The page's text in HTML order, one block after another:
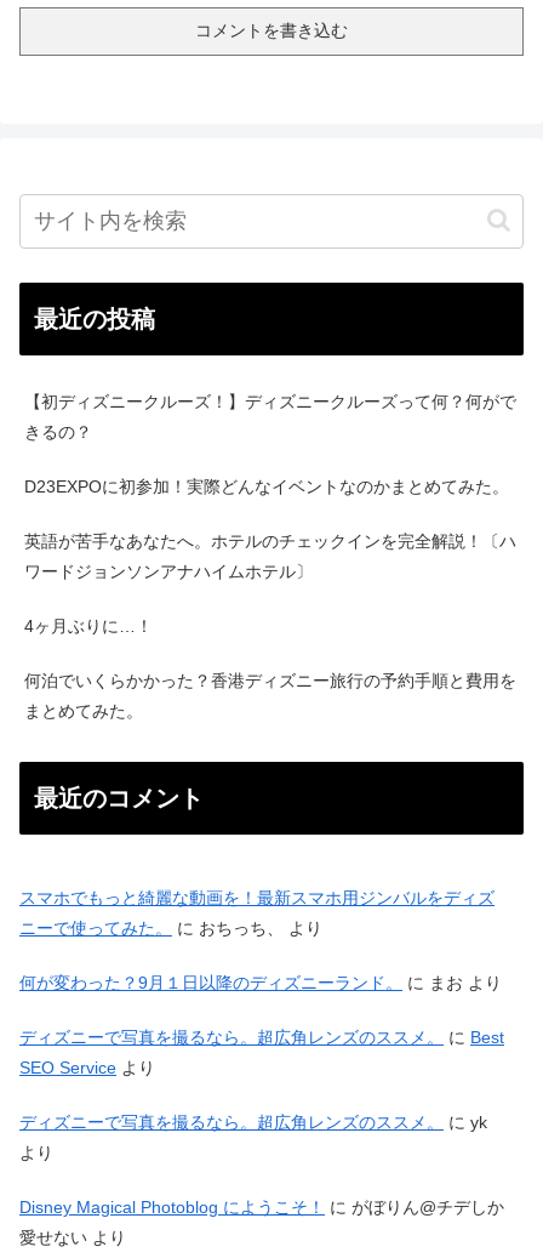
コメントを書き込む
最近の投稿
【初ディズニークルーズ！】ディズニークルーズって何？何がで
きるの？
D23EXPOに初参加！実際どんなイベントなのかまとめてみた。
英語が苦手なあなたへ。ホテルのチェックインを完全解説！〔ハ
ワードジョンソンアナハイムホテル〕
4ヶ月ぶりに…！
何泊でいくらかかった？香港ディズニー旅行の予約手順と費用を
まとめてみた。
最近のコメント
スマホでもっと綺麗な動画を！最新スマホ用ジンバルをディズ
ニーで使ってみた。
に おちっち、 より
何が変わった？9月１日以降のディズニーランド。 に まお より
ディズニーで写真を撮るなら。超広角レンズのススメ。 に Best
SEO Service より
ディズニーで写真を撮るなら。超広角レンズのススメ。 に yk
より
Disney Magical Photoblog にようこそ！ に がぼりん@チデしか
愛せない より